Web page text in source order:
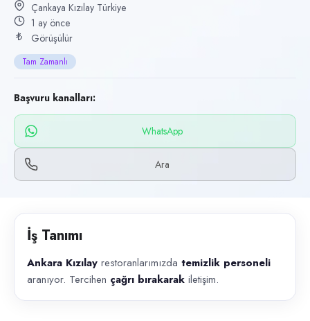
Çalışma şekli
Tam Zamanlı
Yayın tarihi
2 Temmuz 2026
Son geçerlilik
30 Eylül 2026
Başvuru kanalları
WhatsApp, Telefon
Ankara Kızılay restoranlarımızda temizlik personeli aranıyor. Tercihen
Çankaya Kızılay Türkiye
1 ay önce
Görüşülür
Tam Zamanlı
Başvuru kanalları:
WhatsApp
Ara
İş Tanımı
Ankara Kızılay restoranlarımızda temizlik personeli
aranıyor. Tercihen çağrı bırakarak iletişim.